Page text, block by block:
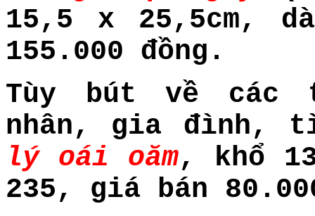
15,5 x 25,5cm,
155.000 đồng.
Tùy bút về các
nhân, gia đình,
lý oái oăm, khổ
235, giá bán